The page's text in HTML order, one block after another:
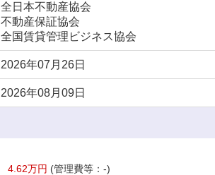
全日本不動産協会
不動産保証協会
全国賃貸管理ビジネス協会
2026年07月26日
2026年08月09日
4.62万円 (管理費等：-)